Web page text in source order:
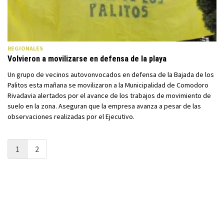
REGIONALES
Volvieron a movilizarse en defensa de la playa
Un grupo de vecinos autovonvocados en defensa de la Bajada de los
Palitos esta mañana se movilizaron a la Municipalidad de Comodoro
Rivadavia alertados por el avance de los trabajos de movimiento de
suelo en la zona. Aseguran que la empresa avanza a pesar de las
observaciones realizadas por el Ejecutivo.
1 2